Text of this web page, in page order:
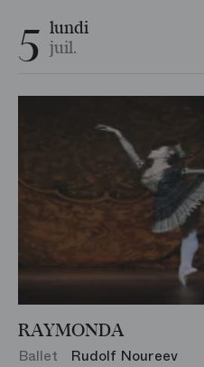
5 lundi
juil.
RAYMONDA
Ballet
Rudolf Noureev